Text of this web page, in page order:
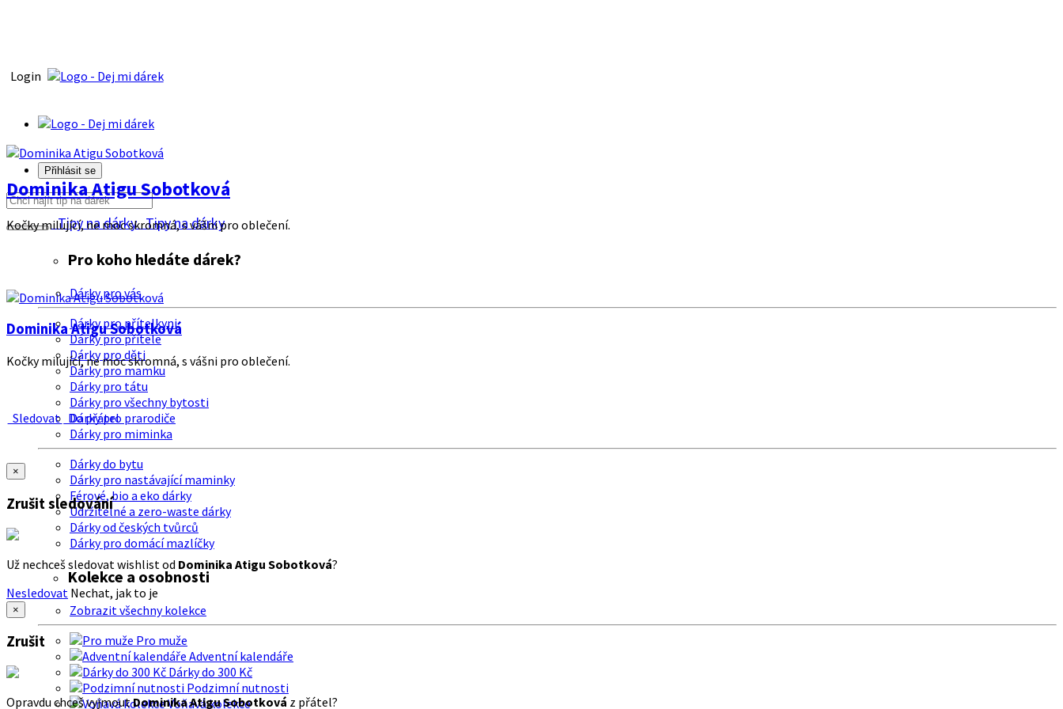
Login
Přihlásit se
Tipy na dárkyTipy na dárky
Pro koho hledáte dárek?
Dárky pro vás
Dárky pro přítelkyni
Dárky pro přítele
Dárky pro děti
Dárky pro mamku
Dárky pro tátu
Dárky pro všechny bytosti
Dárky pro prarodiče
Dárky pro miminka
Dárky do bytu
Dárky pro nastávající maminky
Férové, bio a eko dárky
Udržitelné a zero-waste dárky
Dárky od českých tvůrců
Dárky pro domácí mazlíčky
Kolekce a osobnosti
Zobrazit všechny kolekce
Pro muže
Adventní kalendáře
Dárky do 300 Kč
Podzimní nutnosti
Voňavá kolekce
Dominika Atigu Sobotková
Kočky milující, ne moc skromná, s vášni pro oblečení.
Dominika Atigu Sobotková
Kočky milující, ne moc skromná, s vášni pro oblečení.
Sledovat Do přátel
×
Zrušit sledování
Už nechceš sledovat wishlist od Dominika Atigu Sobotková?
Nesledovat Nechat, jak to je
×
Zrušit
Opravdu chceš vyjmoutDominika Atigu Sobotková z přátel?